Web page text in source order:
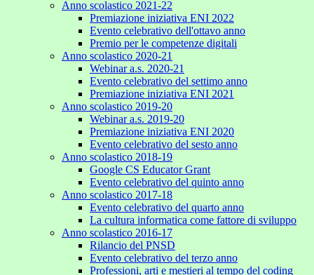
Anno scolastico 2021-22
Premiazione iniziativa ENI 2022
Evento celebrativo dell'ottavo anno
Premio per le competenze digitali
Anno scolastico 2020-21
Webinar a.s. 2020-21
Evento celebrativo del settimo anno
Premiazione iniziativa ENI 2021
Anno scolastico 2019-20
Webinar a.s. 2019-20
Premiazione iniziativa ENI 2020
Evento celebrativo del sesto anno
Anno scolastico 2018-19
Google CS Educator Grant
Evento celebrativo del quinto anno
Anno scolastico 2017-18
Evento celebrativo del quarto anno
La cultura informatica come fattore di sviluppo
Anno scolastico 2016-17
Rilancio del PNSD
Evento celebrativo del terzo anno
Professioni, arti e mestieri al tempo del coding